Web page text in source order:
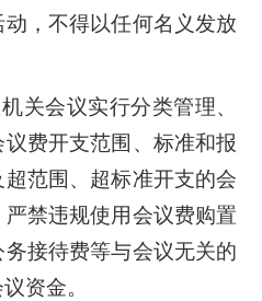
，不得以任何名义发放
关会议实行分类管理、
费开支范围、标准和报
范围、超标准开支的会
禁违规使用会议费购置
接待费等与会议无关的
资金。